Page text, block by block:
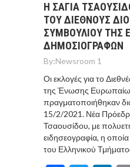
Η ΣΑΓΙΑ
ΤΟΥ ΔΙΕΘΝΟΥΣ
ΣΥΜΒΟΥΛΙΟΥ ΤΗΣ
ΔΗΜΟΣΙΟΓΡΑΦΩΝ
By:Newsroom 1
Οι εκλογές για το
της Ένωσης
πραγματοποιήθηκαν
15/2/2021. Νέα
Τσαουσίδου, με
ειδησεογραφία, η
του Ελληνικού